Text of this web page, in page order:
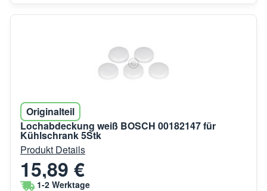
Originalteil
Lochabdeckung weiß BOSCH 00182147 für
Kühlschrank 5Stk
Produkt Details
15,89 €
1-2 Werktage